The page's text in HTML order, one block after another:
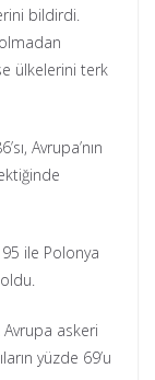
bildirdi.
olmadan
ülkelerini terk
Avrupa’nın
ile Polonya
askeri
yüzde 69’u